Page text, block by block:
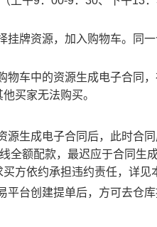
挂牌资源，加入购物车。同
物车中的资源生成电子合同
买家无法购买。
源生成电子合同后，此时合
全额配款，最迟应于合同
方依约承担违约责任，详见
平台创建提单后，方可去仓